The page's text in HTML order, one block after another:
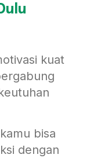
kuat
bisa
dengan